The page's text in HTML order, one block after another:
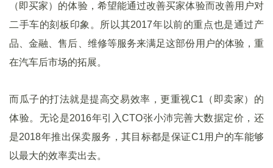
（即买家）的体验，希望能通过改善买家体验而改善用户对
二手车的刻板印象。所以其2017年以前的重点也是通过产
品、金融、售后、维修等服务来满足这部份用户的体验，重
在汽车后市场的拓展。
而瓜子的打法就是提高交易效率，更重视C1（即卖家）的
体验。无论是2016年引入CTO张小沛完善大数据定价，还
是2018年推出保卖服务，其目标都是保证C1用户的车能够
以最大的效率卖出去。